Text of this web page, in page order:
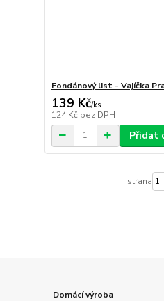
Fondánový list - Vajíčka
139 Kč/ks
124 Kč bez DPH
Přidat
strana
Domácí výroba